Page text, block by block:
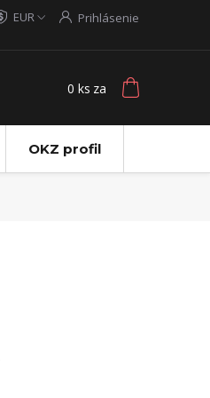
EUR Prihlásenie
0 ks za
OKZ profil